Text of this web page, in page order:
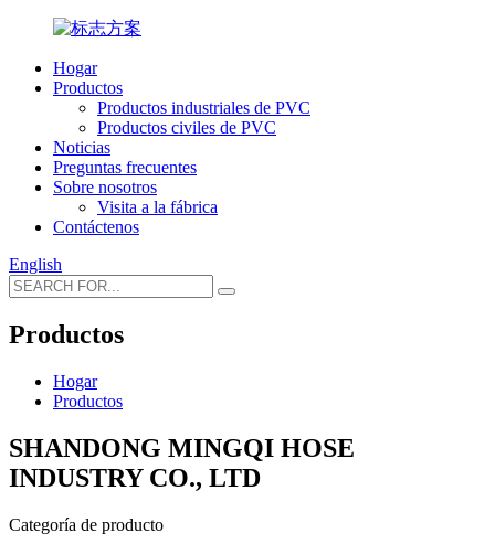
Hogar
Productos
Productos industriales de PVC
Productos civiles de PVC
Noticias
Preguntas frecuentes
Sobre nosotros
Visita a la fábrica
Contáctenos
English
Productos
Hogar
Productos
SHANDONG MINGQI HOSE
INDUSTRY CO., LTD
Categoría de producto